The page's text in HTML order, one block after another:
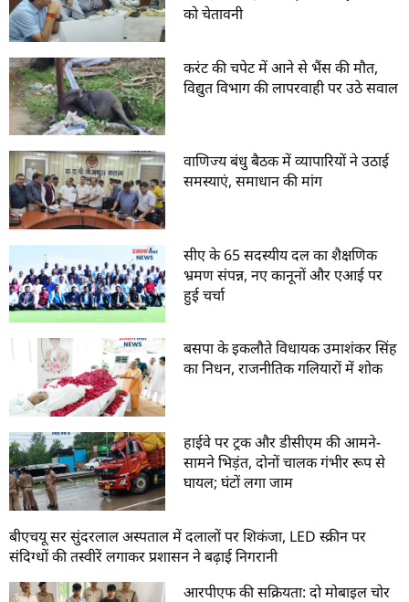
को चेतावनी
करंट की चपेट में आने से भैंस की मौत,
विद्युत विभाग की लापरवाही पर उठे सवाल
वाणिज्य बंधु बैठक में व्यापारियों ने उठाई
समस्याएं, समाधान की मांग
सीए के 65 सदस्यीय दल का शैक्षणिक
भ्रमण संपन्न, नए कानूनों और एआई पर
हुई चर्चा
बसपा के इकलौते विधायक उमाशंकर सिंह
का निधन, राजनीतिक गलियारों में शोक
हाईवे पर ट्रक और डीसीएम की आमने-
सामने भिड़ंत, दोनों चालक गंभीर रूप से
घायल; घंटों लगा जाम
बीएचयू सर सुंदरलाल अस्पताल में दलालों पर शिकंजा, LED स्क्रीन पर
संदिग्धों की तस्वीरें लगाकर प्रशासन ने बढ़ाई निगरानी
आरपीएफ की सक्रियता: दो मोबाइल चोर